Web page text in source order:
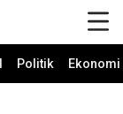
Politik